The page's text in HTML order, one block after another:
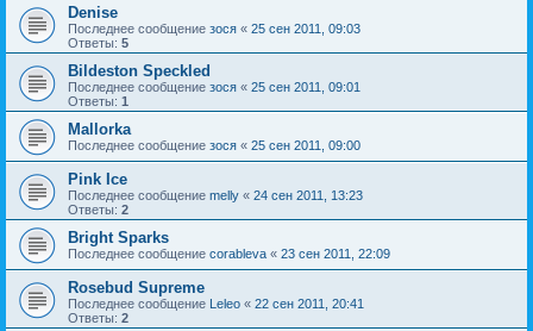
Denise
Последнее сообщение зося « 25 сен 2011, 09:03
Ответы: 5
Bildeston Speckled
Последнее сообщение зося « 25 сен 2011, 09:01
Ответы: 1
Mallorka
Последнее сообщение зося « 25 сен 2011, 09:00
Pink Ice
Последнее сообщение melly « 24 сен 2011, 13:23
Ответы: 2
Bright Sparks
Последнее сообщение corableva « 23 сен 2011, 22:09
Rosebud Supreme
Последнее сообщение Leleo « 22 сен 2011, 20:41
Ответы: 2